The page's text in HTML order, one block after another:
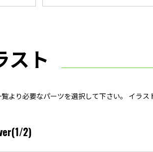
スト
より必要なパーツを選択して下さい。 イラ
2)